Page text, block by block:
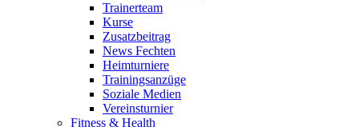
Trainerteam
Kurse
Zusatzbeitrag
News Fechten
Heimturniere
Trainingsanzüge
Soziale Medien
Vereinsturnier
Fitness & Health